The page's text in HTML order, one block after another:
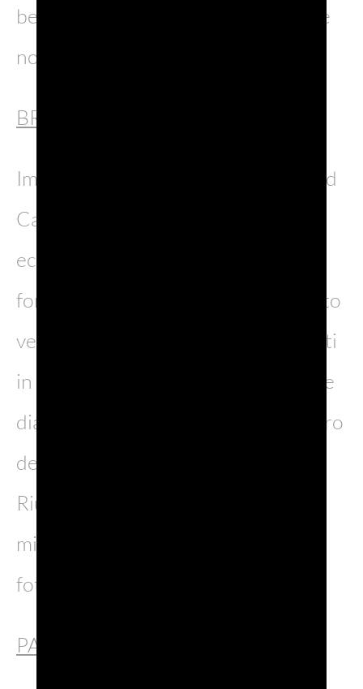
bellezza di questo luogo. Impossibile
non dedicargli un post su Instagram
BRENT DE L’ART (Feltre – Veneto)
Immaginate la suggestione del Grand
Canyon e trasportatela in Veneto:
ecco il Brent de l’Art, un sistema di
forre situato nel bellunese. In dialetto
veneto i brent sono torrenti incassati
in valli profonde mentre art è il nome
dialettale dell’Ardo, l’affluente sinistro
del Piave.
Riuscite a immaginare la bellezza di
migliaia di anni di erosione in una
foto?
PALMANOVA (Udine – Friuli)